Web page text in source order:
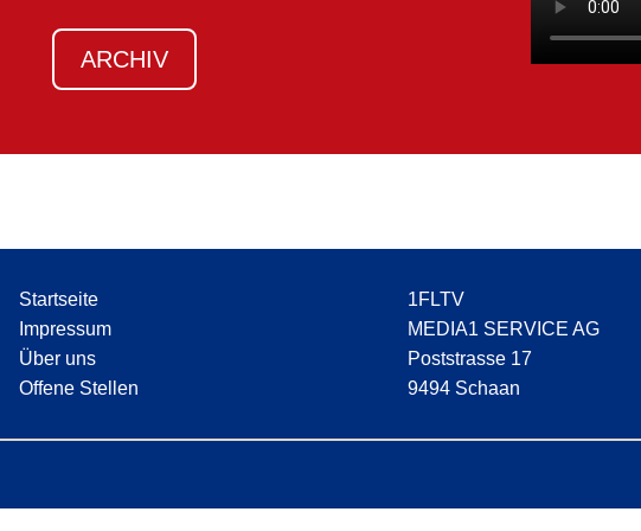
ARCHIV
Startseite
Impressum
Über uns
Offene Stellen
1FLTV
MEDIA1 SERVICE AG
Poststrasse 17
9494 Schaan